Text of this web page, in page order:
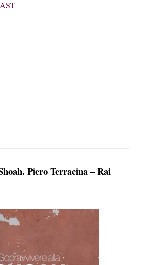
Piero Terracina – Rai